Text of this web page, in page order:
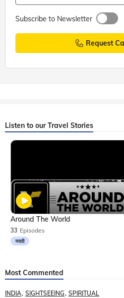
Subscribe to Newsletter
Request
Listen to our Travel Stories
33 Episodes
मराठी
Around The World
Most Commented
INDIA SIGHTSEEING SPIRITUAL